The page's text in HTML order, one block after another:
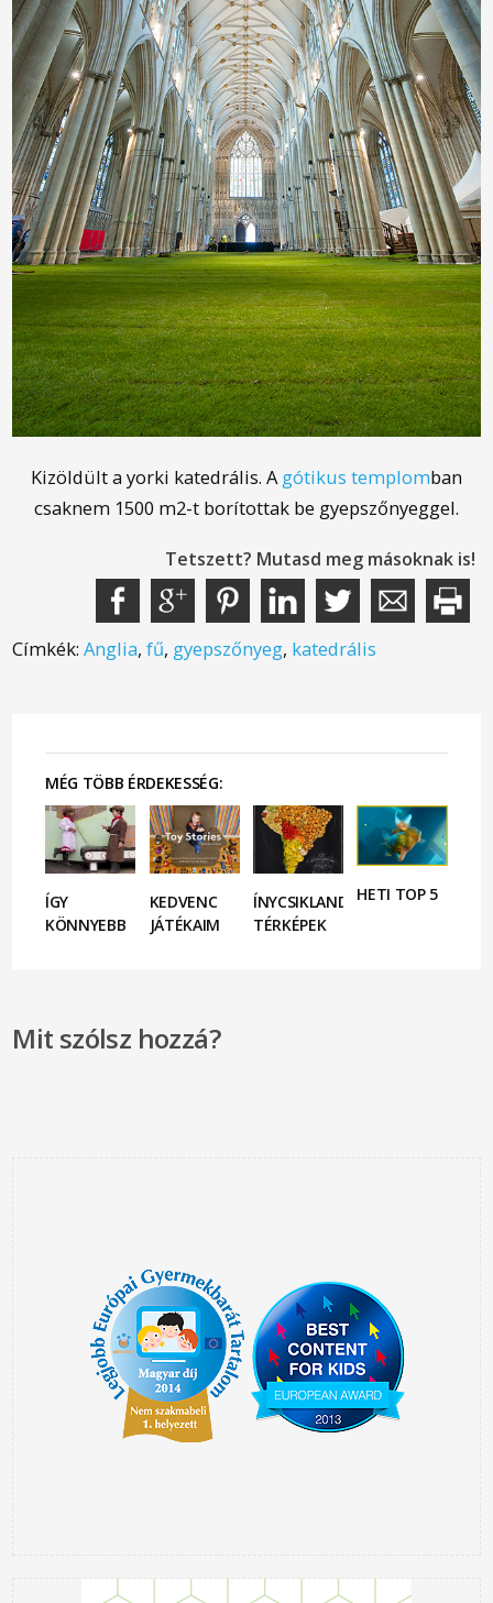
Kizöldült a yorki katedrális. Agótikus templomban
csaknem 1500 m2-t borítottak be gyepszőnyeggel.
Tetszett? Mutasd meg másoknak is!
Címkék:Anglia,fű, gyepszőnyeg, katedrális
MÉG TÖBB ÉRDEKESSÉG:
ÍGY
KÖNNYEBB
KEDVENC
JÁTÉKAIM
ÍNYCSIKLANDÓ
TÉRKÉPEK
HETI TOP 5
Mit szólsz hozzá?